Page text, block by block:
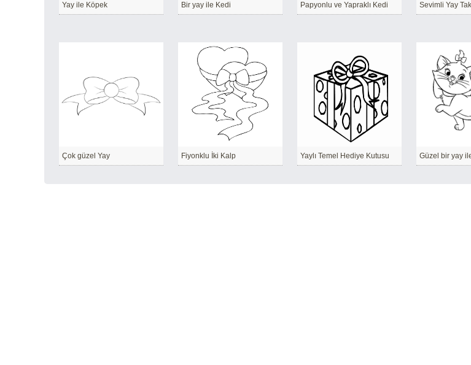
Yay ile Köpek Bir yay ile Kedi Papyonlu ve Yapraklı Kedi
Çok güzel Yay Fiyonklu İki Kalp Yaylı Temel Hediye Kutusu